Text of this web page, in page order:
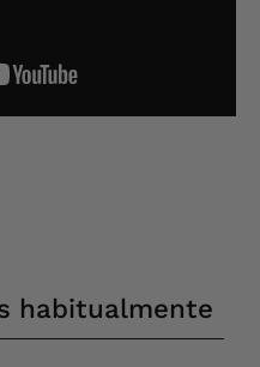
habitualmente